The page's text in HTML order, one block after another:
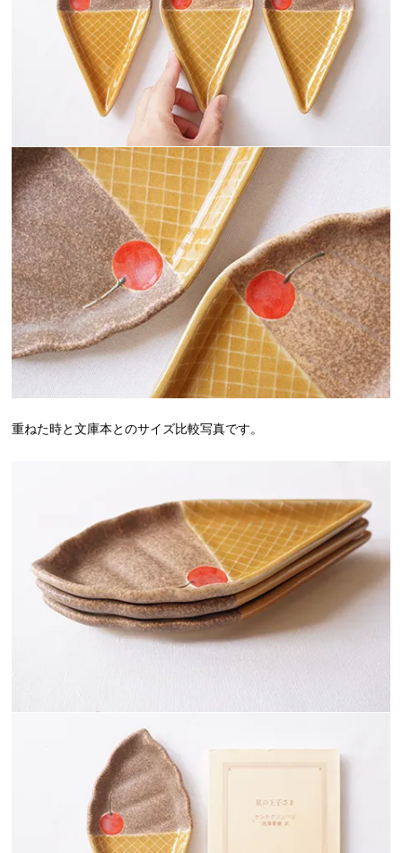
重ねた時と文庫本とのサイズ比較写真です。